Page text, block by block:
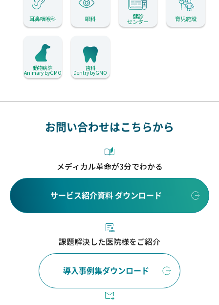
耳鼻咽喉科 眼科 健診
センター 育児施設
動物病院
Animary byGMO
歯科
Dentry byGMO
お問い合わせはこちらから
メディカル革命が3分でわかる
サービス紹介資料 ダウンロード
課題解決した医院様をご紹介
導入事例集ダウンロード